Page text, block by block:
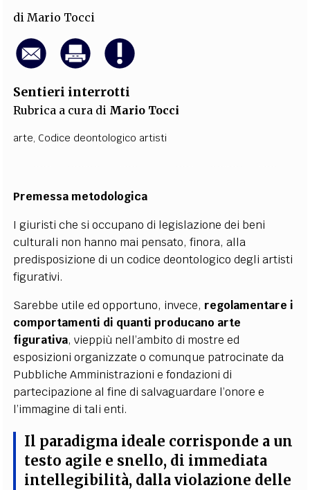
di Mario Tocci
Sentieri interrotti
Rubrica a cura di Mario Tocci
arte, Codice deontologico artisti
Premessa metodologica
I giuristi che si occupano di legislazione dei beni
culturali non hanno mai pensato, finora, alla
predisposizione di un codice deontologico degli artisti
figurativi.
Sarebbe utile ed opportuno, invece, regolamentare i
comportamenti di quanti producano arte
figurativa, vieppiù nell’ambito di mostre ed
esposizioni organizzate o comunque patrocinate da
Pubbliche Amministrazioni e fondazioni di
partecipazione al fine di salvaguardare l’onore e
l’immagine di tali enti.
Il paradigma ideale corrisponde a un
testo agile e snello, di immediata
intellegibilità, dalla violazione delle